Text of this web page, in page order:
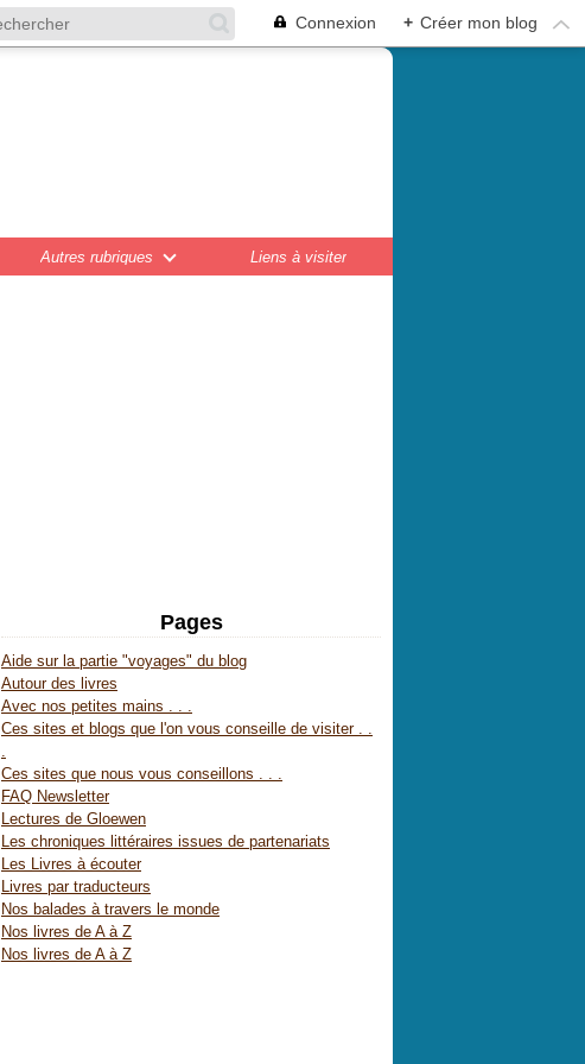
Connexion + Créer mon blog
Autres rubriques Liens à visiter
Pages
Aide sur la partie "voyages" du blog
Autour des livres
Avec nos petites mains . . .
Ces sites et blogs que l'on vous conseille de visiter . .
.
Ces sites que nous vous conseillons . . .
FAQ Newsletter
Lectures de Gloewen
Les chroniques littéraires issues de partenariats
Les Livres à écouter
Livres par traducteurs
Nos balades à travers le monde
Nos livres de A à Z
Nos livres de A à Z